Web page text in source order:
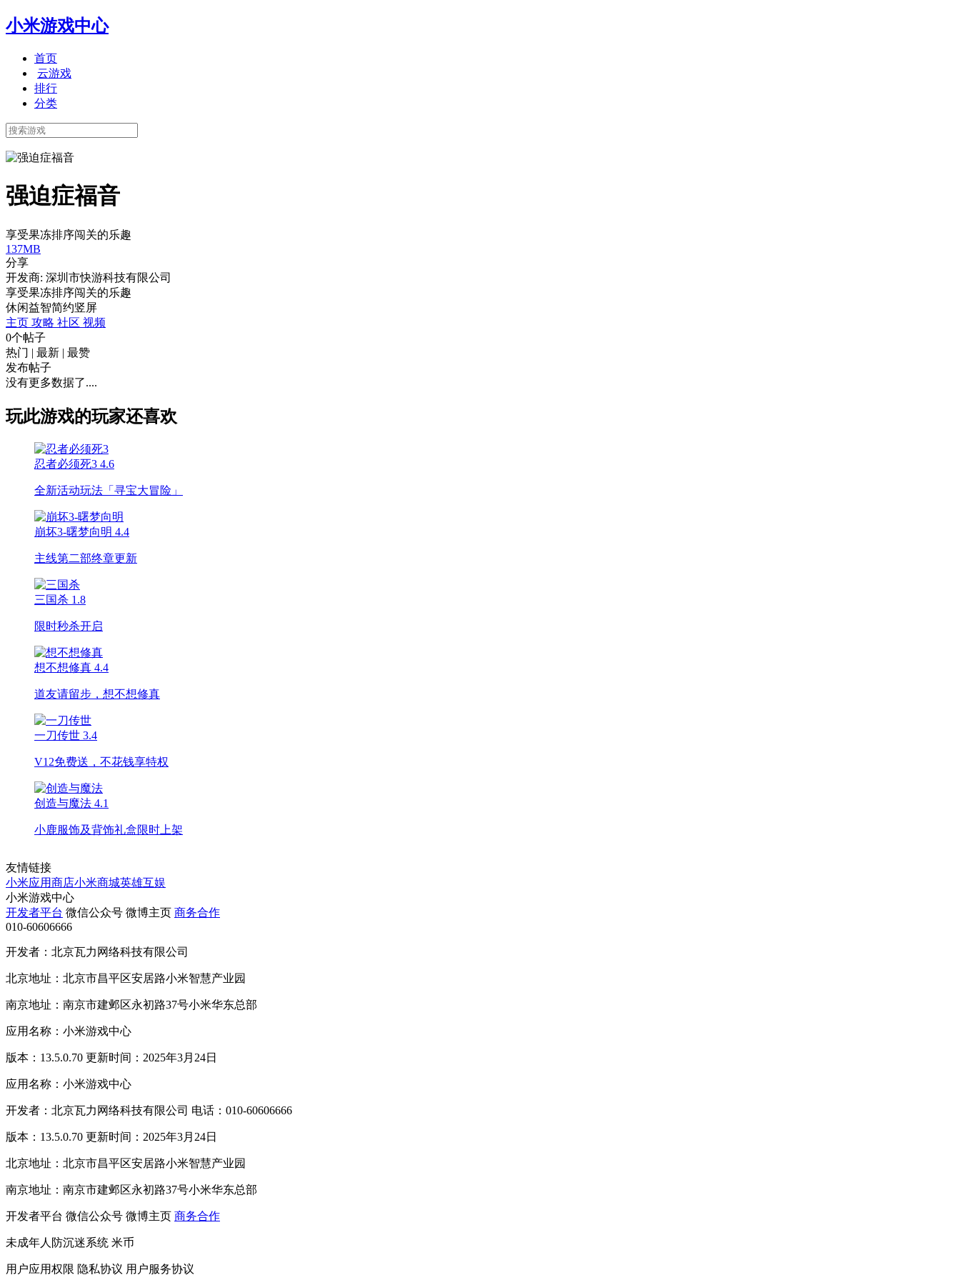
小米游戏中心
首页
云游戏
排行
分类
强迫症福音
享受果冻排序闯关的乐趣
137MB
分享
开发商: 深圳市快游科技有限公司
享受果冻排序闯关的乐趣
休闲益智简约竖屏
主页 攻略 社区 视频
0个帖子
热门 | 最新 | 最赞
发布帖子
没有更多数据了....
玩此游戏的玩家还喜欢
忍者必须死3 4.6
全新活动玩法「寻宝大冒险」
崩坏3-曙梦向明 4.4
主线第二部终章更新
三国杀 1.8
限时秒杀开启
想不想修真 4.4
道友请留步，想不想修真
一刀传世 3.4
V12免费送，不花钱享特权
创造与魔法 4.1
小鹿服饰及背饰礼盒限时上架
友情链接
小米应用商店小米商城英雄互娱
小米游戏中心
开发者平台 微信公众号 微博主页 商务合作
010-60606666
开发者：北京瓦力网络科技有限公司
北京地址：北京市昌平区安居路小米智慧产业园
南京地址：南京市建邺区永初路37号小米华东总部
应用名称：小米游戏中心
版本：13.5.0.70 更新时间：2025年3月24日
应用名称：小米游戏中心
开发者：北京瓦力网络科技有限公司 电话：010-60606666
版本：13.5.0.70 更新时间：2025年3月24日
北京地址：北京市昌平区安居路小米智慧产业园
南京地址：南京市建邺区永初路37号小米华东总部
开发者平台 微信公众号 微博主页 商务合作
未成年人防沉迷系统 米币
用户应用权限 隐私协议 用户服务协议